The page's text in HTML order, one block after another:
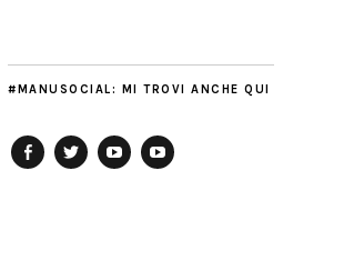
#MANUSOCIAL: MI TROVI ANCHE QUI